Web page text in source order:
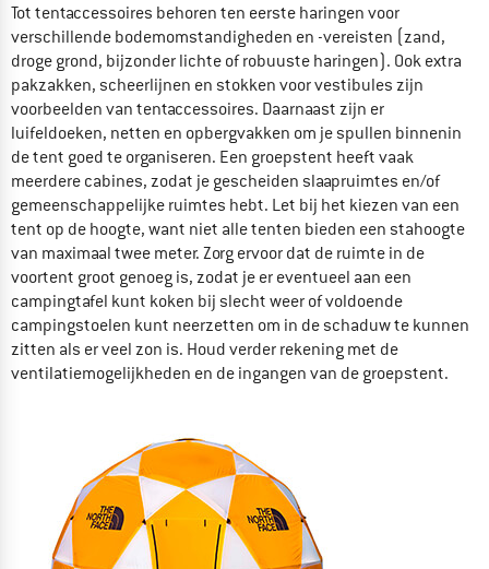
Tot tentaccessoires behoren ten eerste haringen voor
verschillende bodemomstandigheden en -vereisten (zand,
droge grond, bijzonder lichte of robuuste haringen). Ook extra
pakzakken, scheerlijnen en stokken voor vestibules zijn
voorbeelden van tentaccessoires. Daarnaast zijn er
luifeldoeken, netten en opbergvakken om je spullen binnenin
de tent goed te organiseren. Een groepstent heeft vaak
meerdere cabines, zodat je gescheiden slaapruimtes en/of
gemeenschappelijke ruimtes hebt. Let bij het kiezen van een
tent op de hoogte, want niet alle tenten bieden een stahoogte
van maximaal twee meter. Zorg ervoor dat de ruimte in de
voortent groot genoeg is, zodat je er eventueel aan een
campingtafel kunt koken bij slecht weer of voldoende
campingstoelen kunt neerzetten om in de schaduw te kunnen
zitten als er veel zon is. Houd verder rekening met de
ventilatiemogelijkheden en de ingangen van de groepstent.